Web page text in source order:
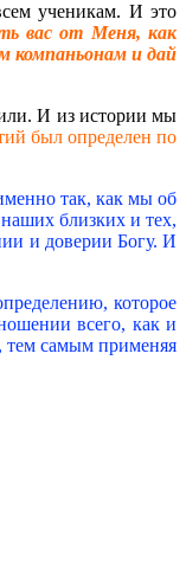
ученикам. И это
вас от Меня, как
компаньонам и дай
И из истории мы
был определен по
так, как мы об
близких и тех,
и доверии Богу. И
которое
всего, как и
тем самым применяя